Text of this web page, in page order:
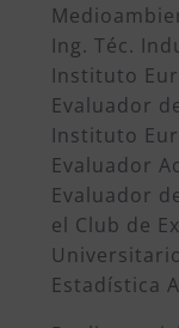
Ing. Téc.
Instituto
Evaluador
Instituto
Evaluador
Evaluador
el Club de
Estadística